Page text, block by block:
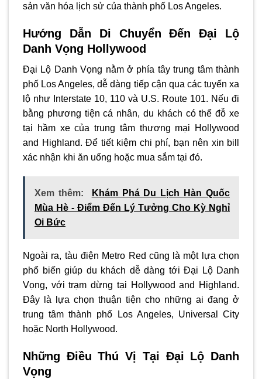
sản văn hóa lịch sử của thành phố Los Angeles.
Hướng Dẫn Di Chuyển Đến Đại Lộ
Danh Vọng Hollywood
Đại Lộ Danh Vọng nằm ở phía tây trung tâm thành
phố Los Angeles, dễ dàng tiếp cận qua các tuyến xa
lộ như Interstate 10, 110 và U.S. Route 101. Nếu đi
bằng phương tiện cá nhân, du khách có thể đỗ xe
tại hầm xe của trung tâm thương mại Hollywood
and Highland. Để tiết kiệm chi phí, bạn nên xin bill
xác nhận khi ăn uống hoặc mua sắm tại đó.
Xem thêm:
Khám Phá Du Lịch Hàn Quốc
Mùa Hè - Điểm Đến Lý Tưởng Cho Kỳ Nghỉ
Oi Bức
Ngoài ra, tàu điện Metro Red cũng là một lựa chọn
phổ biến giúp du khách dễ dàng tới Đại Lộ Danh
Vọng, với trạm dừng tại Hollywood and Highland.
Đây là lựa chọn thuận tiện cho những ai đang ở
trung tâm thành phố Los Angeles, Universal City
hoặc North Hollywood.
Những Điều Thú Vị Tại Đại Lộ Danh
Vọng